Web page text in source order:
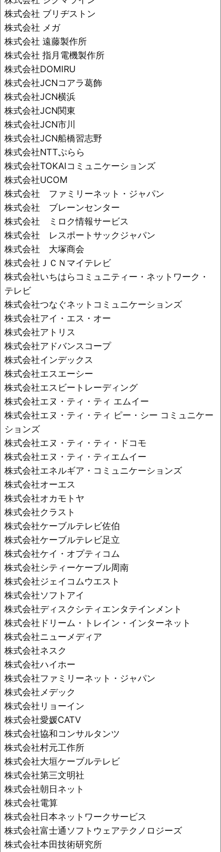
株式会社 ブリヂストン
株式会社 メガ
株式会社 遠藤製作所
株式会社 指月電機製作所
株式会社DOMIRU
株式会社JCNコアラ葛飾
株式会社JCN横浜
株式会社JCN関東
株式会社JCN市川
株式会社JCN船橋習志野
株式会社NTTぷらら
株式会社TOKAIコミュニケーションズ
株式会社UCOM
株式会社 ファミリーネット・ジャパン
株式会社 ブレーンセンター
株式会社 ミロク情報サービス
株式会社 レスポートサックジャパン
株式会社 大塚商会
株式会社ＪＣＮマイテレビ
株式会社いちはらコミュニティー・ネットワーク・
テレビ
株式会社つなぐネットコミュニケーションズ
株式会社アイ・エス・オー
株式会社アトリス
株式会社アドバンスコープ
株式会社インデックス
株式会社エスエーシー
株式会社エスビートレーディング
株式会社エヌ・ティ・ティ エムイー
株式会社エヌ・ティ・ティ ピー・シー コミュニケー
ションズ
株式会社エヌ・ティ・ティ・ドコモ
株式会社エヌ・ティ・ティエムイー
株式会社エネルギア・コミュニケーションズ
株式会社オーエス
株式会社オカモトヤ
株式会社クラスト
株式会社ケーブルテレビ佐伯
株式会社ケーブルテレビ足立
株式会社ケイ・オプティコム
株式会社シティーケーブル周南
株式会社ジェイコムウエスト
株式会社ソフトアイ
株式会社ディスクシティエンタテインメント
株式会社ドリーム・トレイン・インターネット
株式会社ニューメディア
株式会社ネスク
株式会社ハイホー
株式会社ファミリーネット・ジャパン
株式会社メデック
株式会社リョーイン
株式会社愛媛CATV
株式会社協和コンサルタンツ
株式会社村元工作所
株式会社大垣ケーブルテレビ
株式会社第三文明社
株式会社朝日ネット
株式会社電算
株式会社日本ネットワークサービス
株式会社富士通ソフトウェアテクノロジーズ
株式会社本田技術研究所